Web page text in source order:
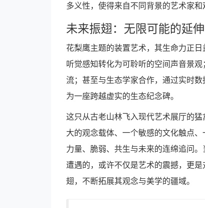
多义性，使得来自不同背景的艺术家
未来振翅：无限可能的延伸
花梨鹰主题的装置艺术，其生命力正
听觉感知转化为可聆听的空间声音景
流；甚至与生态学家合作，通过实时
为一座跨越虚实的生态纪念碑。
这只从古老山林飞入现代艺术展厅的
大的观念载体、一个敏感的文化触点
力量、脆弱、共生与未来的连绵追问
遭遇的，或许不仅是艺术的震撼，更
翅，不断拓展其观念与美学的疆域。